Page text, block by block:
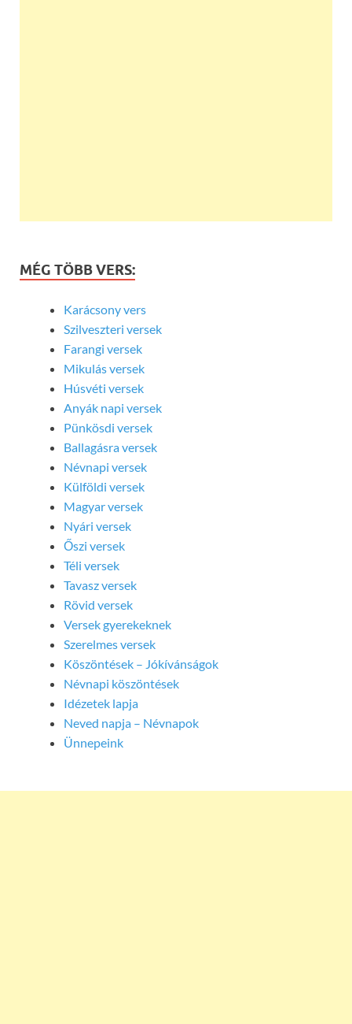
MÉG TÖBB VERS:
Karácsony vers
Szilveszteri versek
Farangi versek
Mikulás versek
Húsvéti versek
Anyák napi versek
Pünkösdi versek
Ballagásra versek
Névnapi versek
Külföldi versek
Magyar versek
Nyári versek
Őszi versek
Téli versek
Tavasz versek
Rövid versek
Versek gyerekeknek
Szerelmes versek
Köszöntések – Jókívánságok
Névnapi köszöntések
Idézetek lapja
Neved napja – Névnapok
Ünnepeink